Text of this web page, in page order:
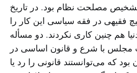
مصلحت نظام بود. در تاریخ
فقیهی در فقه سیاسی این کار را
هم چنین کاری نکردند. دو مسأله
مجلس با شرع و قانون اساسی در
بود که می‌توانستند قانونی را رد یا